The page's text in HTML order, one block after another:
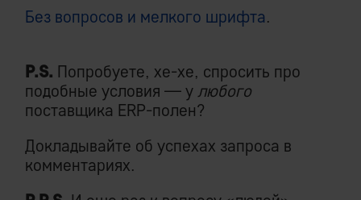
Без вопросов и мелкого шрифта.
P.S. Попробуете, хе-хе, спросить про
подобные условия — у любого
поставщика ERP-полен?
Докладывайте об успехах запроса в
комментариях.